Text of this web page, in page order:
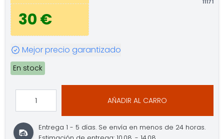
30 €
11171
Mejor precio garantizado
En stock
AÑADIR AL CARRO
Entrega 1 - 5 días. Se envía en menos de 24 horas.